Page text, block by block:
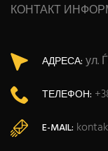
КОНТАКТ
АДРЕСА: ул.
ТЕЛЕФОН:
E-MAIL: